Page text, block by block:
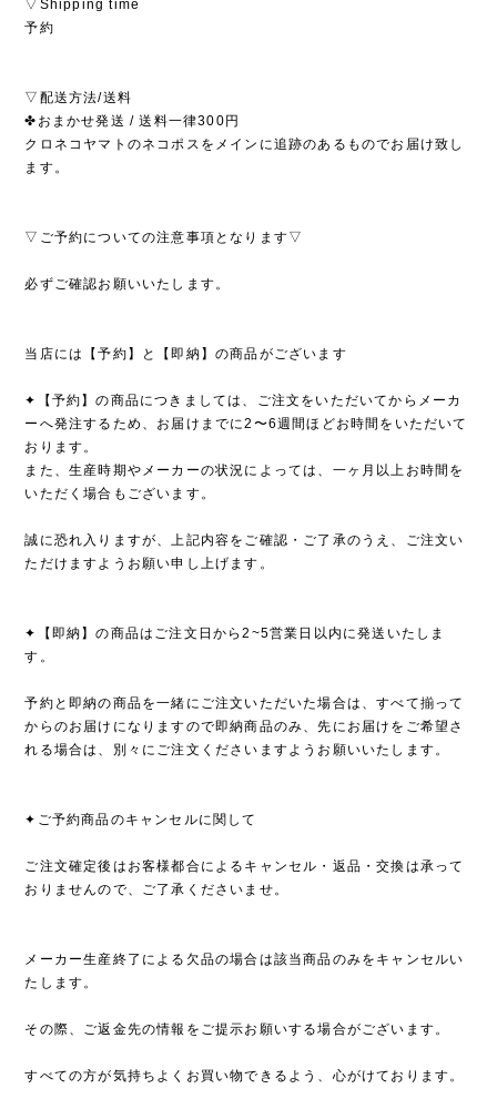
▽Shipping time
予約
▽配送方法/送料
✤おまかせ発送 / 送料一律300円
クロネコヤマトのネコポスをメインに追跡のあるものでお届け致し
ます。
▽ご予約についての注意事項となります▽
必ずご確認お願いいたします。
当店には【予約】と【即納】の商品がございます
✦【予約】の商品につきましては、ご注文をいただいてからメーカ
ーへ発注するため、お届けまでに2〜6週間ほどお時間をいただいて
おります。
また、生産時期やメーカーの状況によっては、一ヶ月以上お時間を
いただく場合もございます。
誠に恐れ入りますが、上記内容をご確認・ご了承のうえ、ご注文い
ただけますようお願い申し上げます。
✦【即納】の商品はご注文日から2~5営業日以内に発送いたしま
す。
予約と即納の商品を一緒にご注文いただいた場合は、すべて揃って
からのお届けになりますので即納商品のみ、先にお届けをご希望さ
れる場合は、別々にご注文くださいますようお願いいたします。
✦ご予約商品のキャンセルに関して
ご注文確定後はお客様都合によるキャンセル・返品・交換は承って
おりませんので、ご了承くださいませ。
メーカー生産終了による欠品の場合は該当商品のみをキャンセルい
たします。
その際、ご返金先の情報をご提示お願いする場合がございます。
すべての方が気持ちよくお買い物できるよう、心がけております。